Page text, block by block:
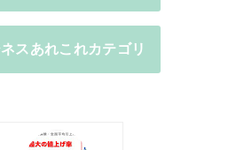
スあれこれカテゴリ